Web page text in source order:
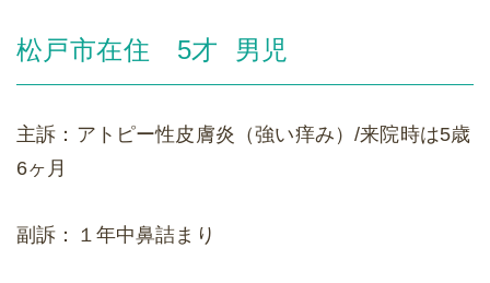
松戸市在住 5才 男児
主訴：アトピー性皮膚炎（強い痒み）/来院時は5歳
6ヶ月
副訴：１年中鼻詰まり